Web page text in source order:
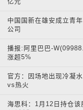
中国国新在雄安成立青
公司
播报:阿里巴巴-
涨超5%
官方：因场地出现冷凝
vs热火
海思科：1月12日持仓